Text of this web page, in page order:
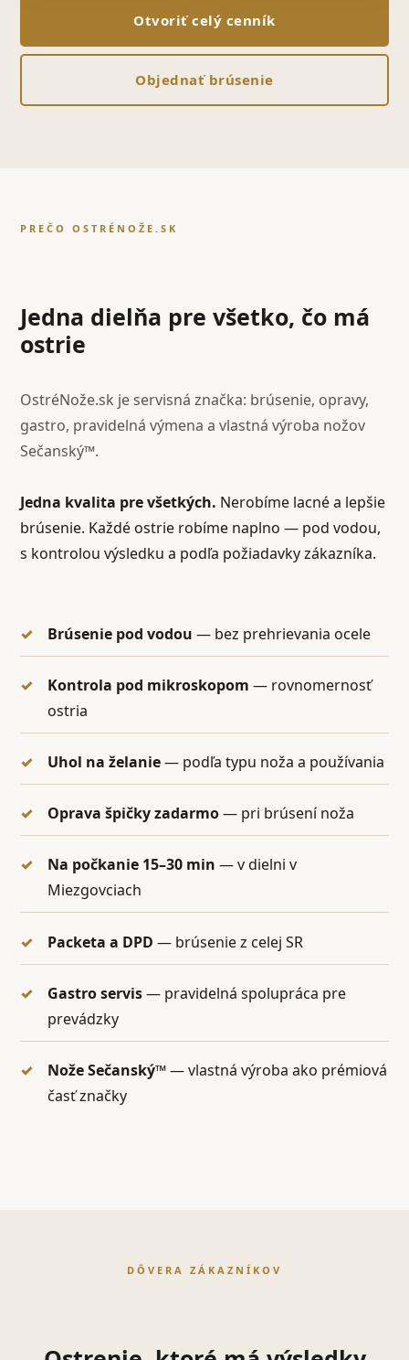
Otvoriť celý cenník
Objednať brúsenie
PREČO OSTRÉNOŽE.SK
Jedna dielňa pre všetko, čo má
ostrie
OstréNože.sk je servisná značka: brúsenie, opravy,
gastro, pravidelná výmena a vlastná výroba nožov
Sečanský™.
Jedna kvalita pre všetkých. Nerobíme lacné a lepšie
brúsenie. Každé ostrie robíme naplno — pod vodou,
s kontrolou výsledku a podľa požiadavky zákazníka.
Brúsenie pod vodou — bez prehrievania ocele
Kontrola pod mikroskopom — rovnomernosť
ostria
Uhol na želanie— podľa typu noža a používania
Oprava špičky zadarmo— pri brúsení noža
Na počkanie 15–30 min — v dielni v
Miezgovciach
Packeta a DPD — brúsenie z celej SR
Gastro servis— pravidelná spolupráca pre
prevádzky
Nože Sečanský™— vlastná výroba ako prémiová
časť značky
DÔVERA ZÁKAZNÍKOV